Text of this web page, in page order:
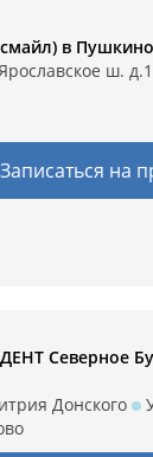
в Пушкино
ш.
Записаться на
Северное
Донского